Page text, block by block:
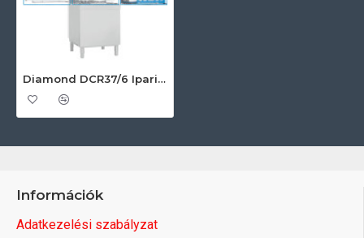
Diamond DCR37/6 Ipari átadó rendszerű mosogatógép
Információk
Adatkezelési szabályzat